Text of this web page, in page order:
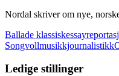
Nordal skriver om nye,
Ballade klassisk
Songvollmusikkjournalistikk
Ledige stillinger